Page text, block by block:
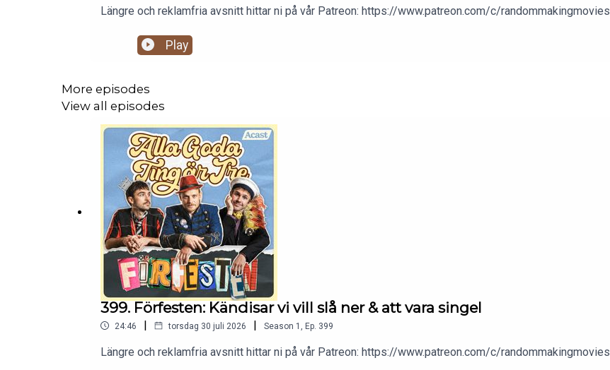
Längre och reklamfria avsnitt hittar ni på vår Patreon: https://www.patreon.com/c/randommakingmovies
Play
More episodes
View all episodes
399. Förfesten: Kändisar vi vill slå ner & att vara singel
24:46 | torsdag 30 juli 2026 | Season 1 Ep. 399
Längre och reklamfria avsnitt hittar ni på vår Patreon: https://www.patreon.com/c/randommakingmovies